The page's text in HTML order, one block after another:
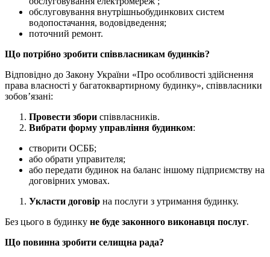
обслуговування внутрішньобудинкових систем
водопостачання, водовідведення;
поточний ремонт.
Що потрібно зробити співвласникам будинків?
Відповідно до Закону України «Про особливості здійснення
права власності у багатоквартирному будинку», співвласники
зобов’язані:
Провести збори співвласників.
Вибрати форму управління будинком:
створити ОСББ;
або обрати управителя;
або передати будинок на баланс іншому підприємству на
договірних умовах.
Укласти договір на послуги з утримання будинку.
Без цього в будинку не буде законного виконавця послуг.
Що повинна зробити селищна рада?